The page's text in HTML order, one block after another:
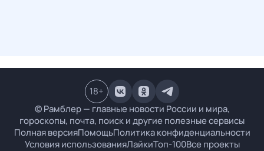
© Рамблер — главные новости России и мира,
гороскопы, почта, поиск и другие полезные сервисы
Полная версияПомощьПолитика конфиденциальности
Условия использованияЛайкиТоп-100Все проекты
18+